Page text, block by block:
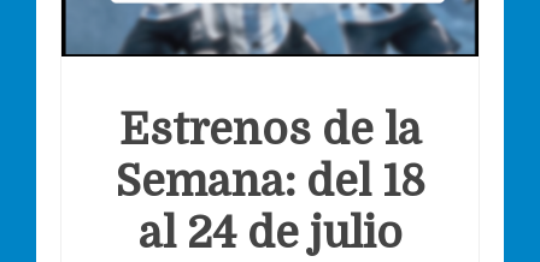
Estrenos de la
Semana: del 18
al 24 de julio